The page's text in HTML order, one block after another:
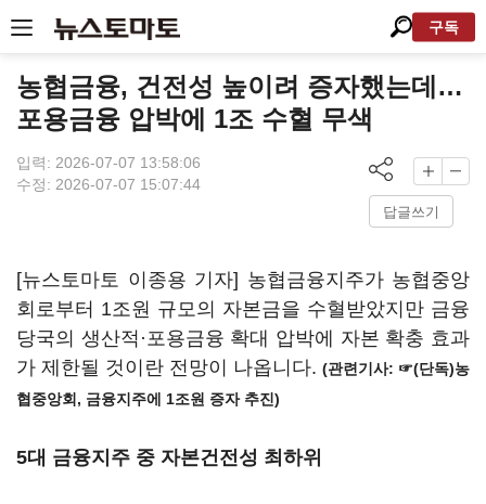
구독
농협금융, 건전성 높이려 증자했는데…
포용금융 압박에 1조 수혈 무색
입력: 2026-07-07 13:58:06
수정: 2026-07-07 15:07:44
답글쓰기
[뉴스토마토 이종용 기자] 농협금융지주가 농협중앙
회로부터 1조원 규모의 자본금을 수혈받았지만 금융
당국의 생산적·포용금융 확대 압박에 자본 확충 효과
가 제한될 것이란 전망이 나옵니다. (관련기사: ☞(단독)농
협중앙회, 금융지주에 1조원 증자 추진 )
5대 금융지주 중 자본건전성 최하위